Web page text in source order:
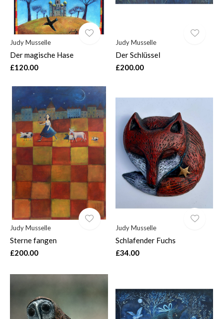
Judy Musselle
Der magische Hase
£120.00
Judy Musselle
Der Schlüssel
£200.00
Judy Musselle
Sterne fangen
£200.00
Judy Musselle
Schlafender Fuchs
£34.00